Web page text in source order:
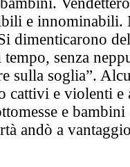
e innominabili.
dimenticarono
senza
sulla soglia”.
cattivi e violenti e
e bambini
andò a